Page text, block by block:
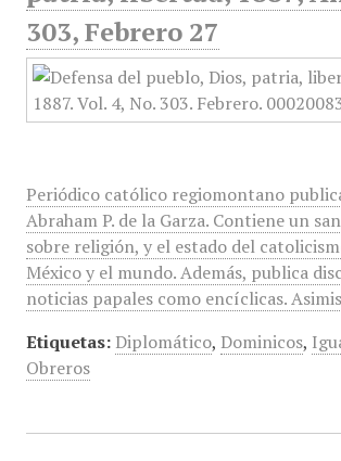
303, Febrero 27
Periódico católico regiomontano
Abraham P. de la Garza. Contiene un
sobre religión, y el estado del
México y el mundo. Además, publica
noticias papales como encíclicas.
Etiquetas: Diplomático, Dominicos,
Obreros